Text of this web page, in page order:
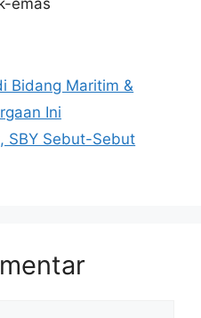
emas
Bidang Maritim &
Ini
SBY Sebut-Sebut